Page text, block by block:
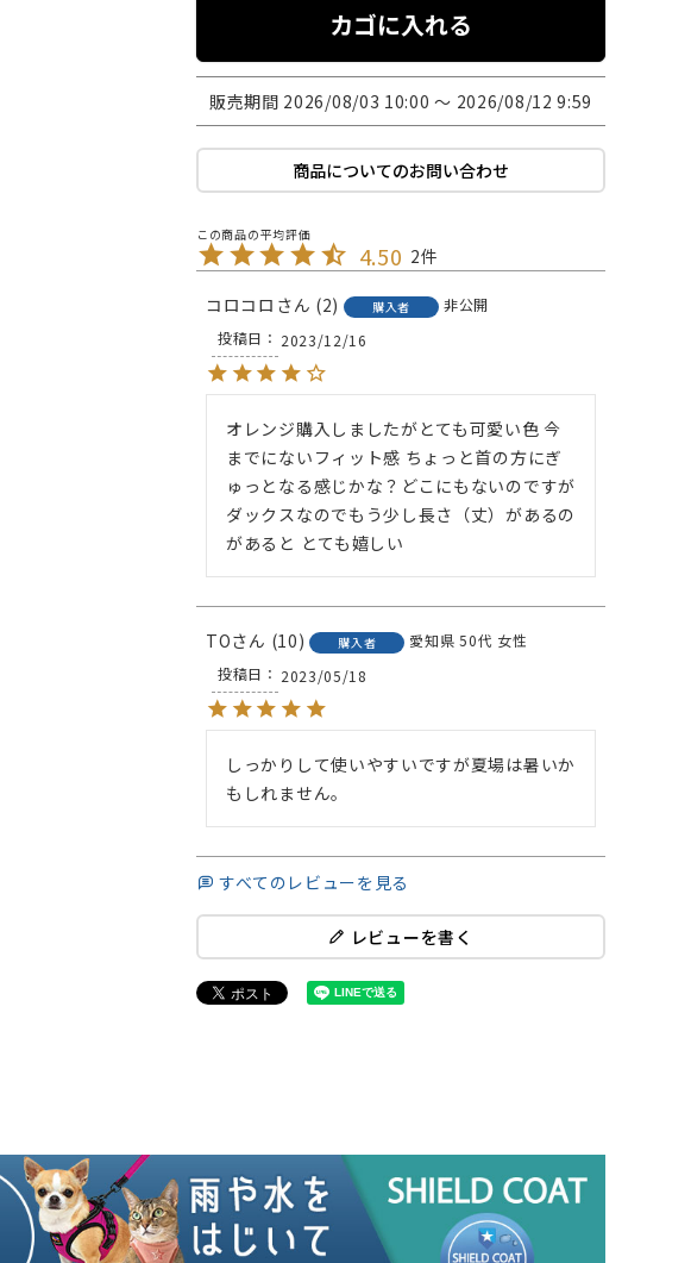
カゴに入れる
販売期間 2026/08/03 10:00〜 2026/08/12 9:59
商品についてのお問い合わせ
4.50 2
コロコロ 2 購入者
非公開
投稿日
2023/12/16
オレンジ購入しましたがとても可愛い色 今
までにないフィット感 ちょっと首の方にぎ
ゅっとなる感じかな？どこにもないのですが
ダックスなのでもう少し長さ（丈）があるの
があると とても嬉しい
TO 10 購入者 愛知県 50代 女性
投稿日
2023/05/18
しっかりして使いやすいですが夏場は暑いか
もしれません。
すべてのレビューを見る
レビューを書く